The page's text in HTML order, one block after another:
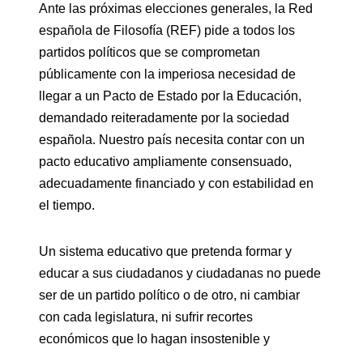
Ante las próximas elecciones generales, la Red
española de Filosofía (REF) pide a todos los
partidos políticos que se comprometan
públicamente con la imperiosa necesidad de
llegar a un Pacto de Estado por la Educación,
demandado reiteradamente por la sociedad
española. Nuestro país necesita contar con un
pacto educativo ampliamente consensuado,
adecuadamente financiado y con estabilidad en
el tiempo.
Un sistema educativo que pretenda formar y
educar a sus ciudadanos y ciudadanas no puede
ser de un partido político o de otro, ni cambiar
con cada legislatura, ni sufrir recortes
económicos que lo hagan insostenible y